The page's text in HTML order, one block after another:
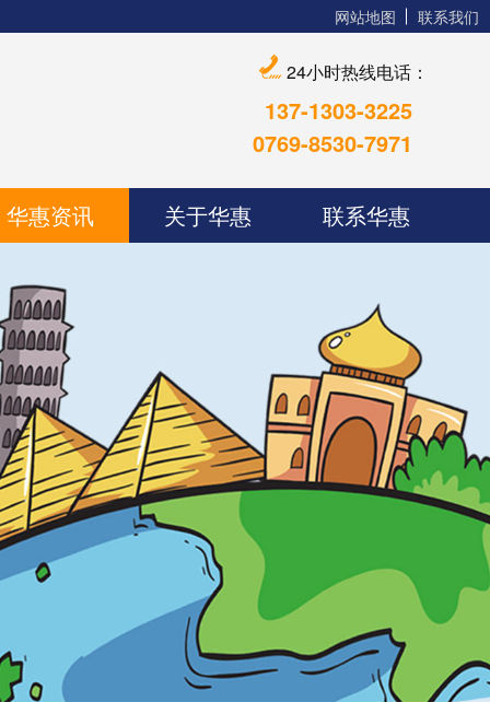
网站地图 联系我们
24小时热线电话：
137-1303-3225
0769-8530-7971
华惠资讯 关于华惠 联系华惠